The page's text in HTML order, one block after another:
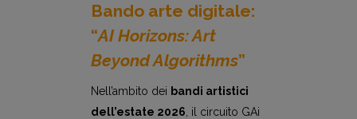
Bando arte digitale:
“AI Horizons: Art
Beyond Algorithms”
Nell’ambito dei bandi artistici
dell’estate 2026 , il circuito GAi